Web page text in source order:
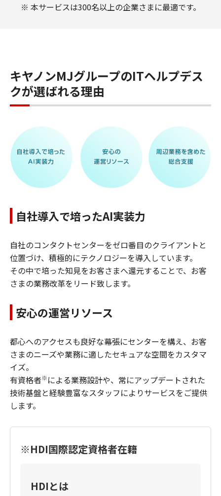
※ 本サービスは300名以上の企業さまに最適です。
キヤノンMJグループのITヘルプデス
クが選ばれる理由
自社導入で培ったAI実装力
自社のコンタクトセンターをゼロ番目のクライアントと
位置づけ、積極的にテクノロジーを導入しています。
その中で培った知見をお客さまへ還元することで、お客
さまの業務改革をリード致します。
安心の運営リソース
都心へのアクセスも良好な幕張にセンターを構え、お客
さまのニーズや業務に適したセキュアな空間をカスタマ
イズ。
有資格者※による業務設計や、常にアップデートされた
技術基盤と経験豊富なスタッフによりサービスをご提供
します。
※HDI国際認定資格者在籍
HDIとは